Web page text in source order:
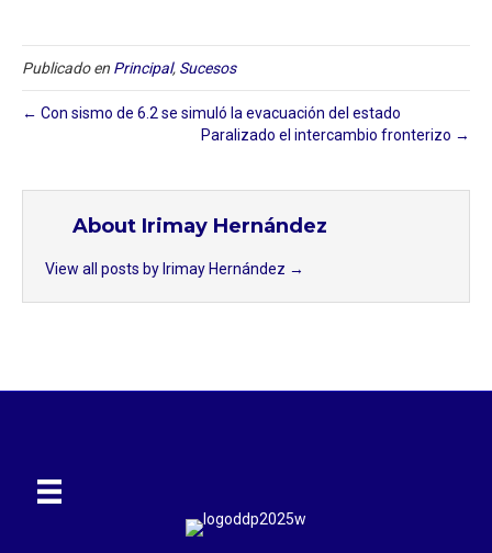
Publicado en Principal, Sucesos
← Con sismo de 6.2 se simuló la evacuación del estado ⁣
Paralizado el intercambio fronterizo →
About Irimay Hernández
View all posts by Irimay Hernández →